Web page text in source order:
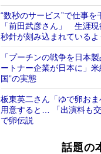
“数秒のサービス”で仕事
「前田武彦さん」 生涯
秒針が刻み込まれている
「プーチンの戦争を日本
ートナー企業が日本に」
国”の実態
板東英二さん「ゆで卵お
用意すると… 「出演料も
で卵伝説
話題の